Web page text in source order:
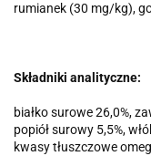
rumianek (30 mg/kg),
Składniki analityczne:
białko surowe 26,0%,
popiół surowy 5,5%,
kwasy tłuszczowe